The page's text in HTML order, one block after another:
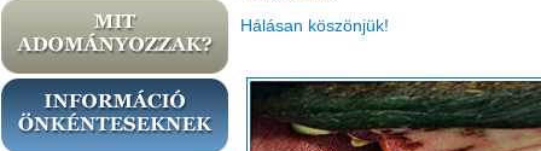
Hálásan köszönjük!